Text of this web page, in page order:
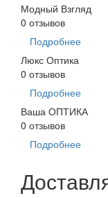
Модный Взгляд
0 отзывов
Подробнее
Люкс Оптика
0 отзывов
Подробнее
Ваша ОПТИКА
0 отзывов
Подробнее